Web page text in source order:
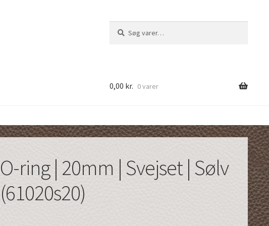
efter:
0,00 kr. 0 varer
O-ring | 20mm | Svejset | Sølv
(61020s20)